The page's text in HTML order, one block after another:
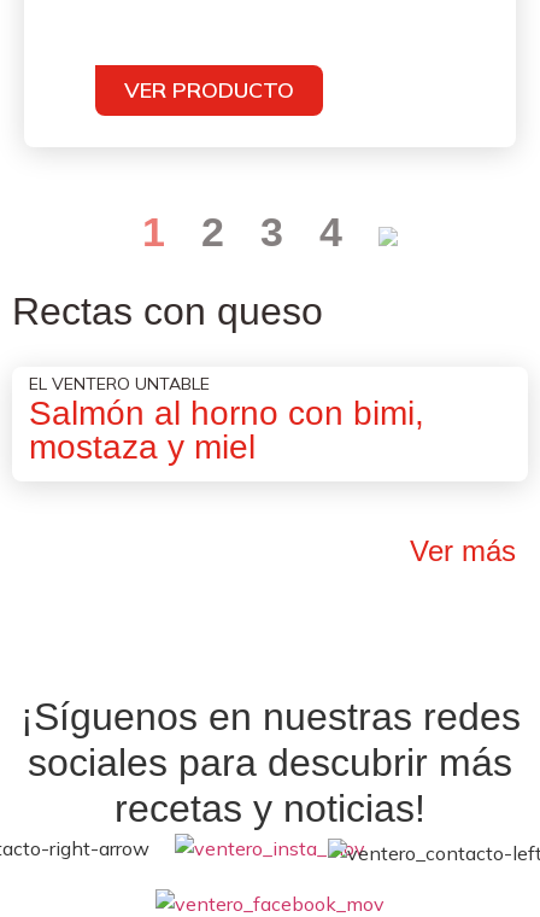
VER PRODUCTO
1 2 3 4
Rectas con queso
EL VENTERO UNTABLE
Salmón al horno con bimi,
mostaza y miel
Ver más
¡Síguenos en nuestras redes
sociales para descubrir más
recetas y noticias!